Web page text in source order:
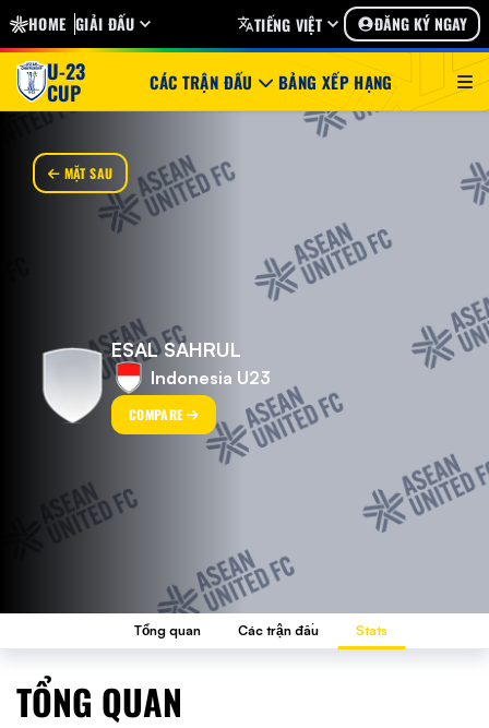
HOME GIẢI ĐẤU TIẾNG VIỆT ĐĂNG KÝ NGAY
U-23
CUP CÁC TRẬN ĐẤU BẢNG XẾP HẠNG
MẶT SAU
ESAL SAHRUL
Indonesia U23
COMPARE
Tổng quan Các trận đấu Stats
TỔNG QUAN